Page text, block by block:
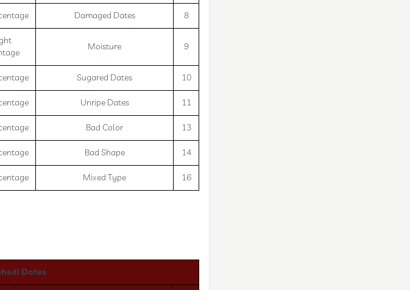
8
Damaged Dates
9
Moisture
10
Sugared Dates
11
Unripe Dates
13
Bad Color
14
Bad Shape
16
Mixed Type
Dates